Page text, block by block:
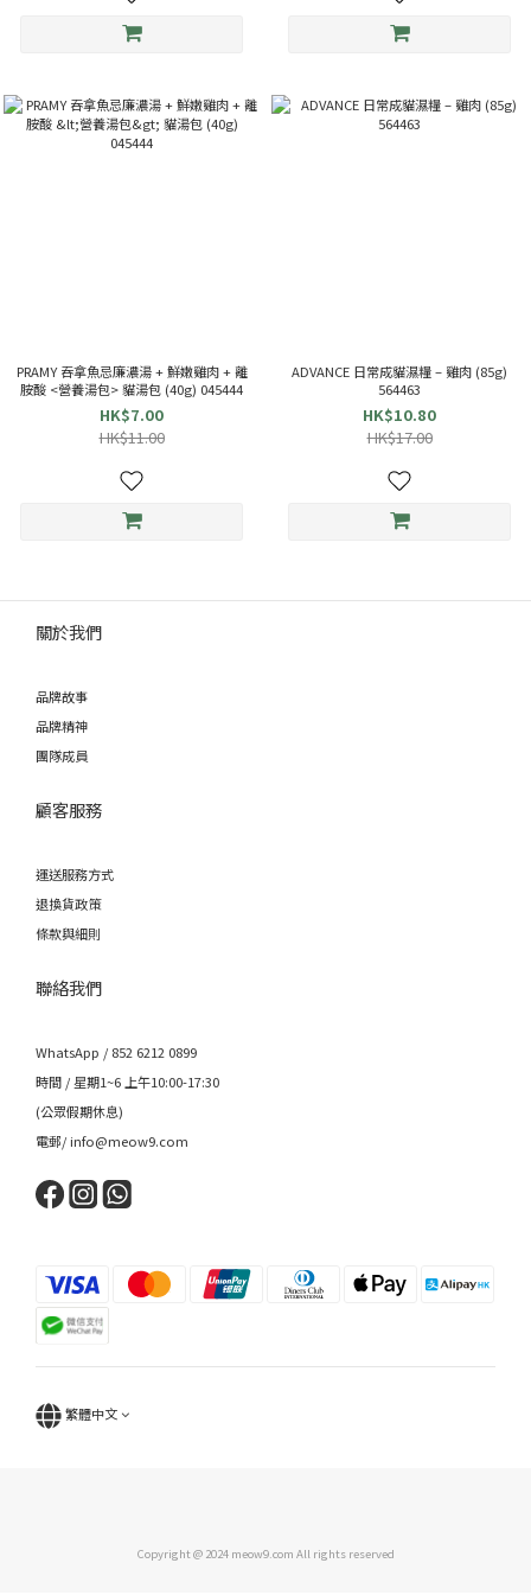
PRAMY 吞拿魚忌廉濃湯 + 鮮嫩雞肉 + 離
胺酸 <營養湯包> 貓湯包 (40g) 045444
HK$7.00
HK$11.00
ADVANCE 日常成貓濕糧 – 雞肉 (85g)
564463
HK$10.80
HK$17.00
關於我們
品牌故事
品牌精神
團隊成員
顧客服務
運送服務方式
退換貨政策
條款與細則
聯絡我們
WhatsApp / 852 6212 0899
時間 / 星期1~6 上午10:00-17:30
(公眾假期休息)
電郵/ info@meow9.com
繁體中文
Copyright @ 2024 meow9.com All rights reserved